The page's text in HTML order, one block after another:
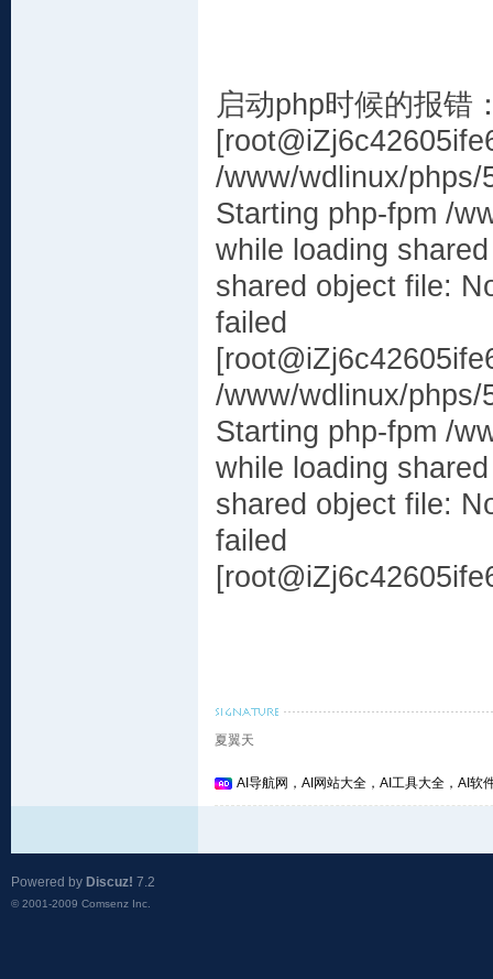
启动php时候的报错
/www/wdlinux/phps/
Starting php-fpm /
while loading
shared object file:
failed
/www/wdlinux/phps/
Starting php-fpm /
while loading
shared object file:
failed
夏翼天
AI导航网，AI网站大全，AI工具大全，AI软
Powered by Discuz! 7.2
© 2001-2009 Comsenz Inc.